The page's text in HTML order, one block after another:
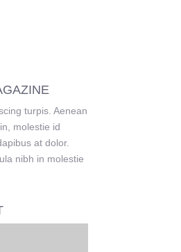
turpis. Aenean
molestie id
at dolor.
nibh in molestie